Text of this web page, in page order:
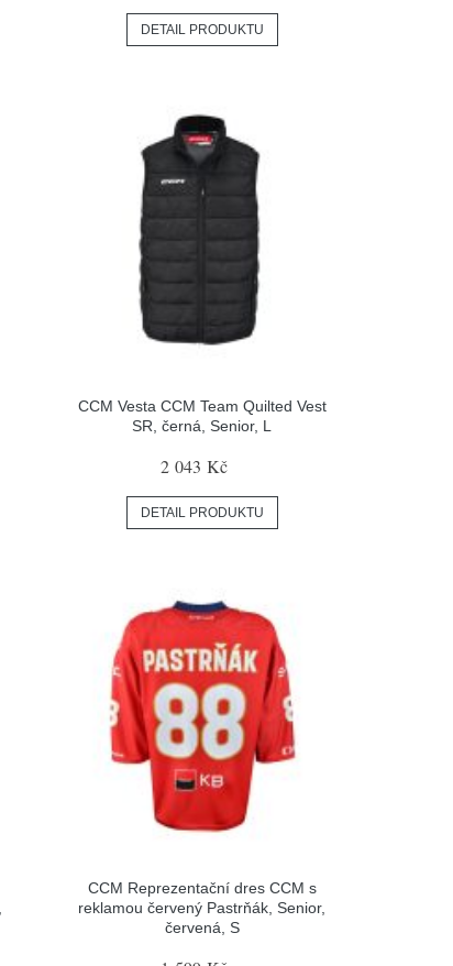
DETAIL PRODUKTU
CCM Vesta CCM Team Quilted Vest
SR, černá, Senior, L
2 043 Kč
DETAIL PRODUKTU
CCM Reprezentační dres CCM s
reklamou červený Pastrňák, Senior,
červená, S